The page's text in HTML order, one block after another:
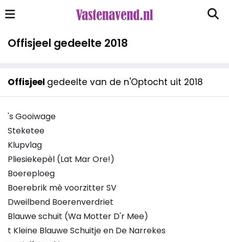
Offisjeel gedeelte 2018
Offisjeel gedeelte van de n'Optocht uit 2018
's Gooiwage
Steketee
Klupvlag
Pliesiekepèl (Lat Mar Ore!)
Boereploeg
Boerebrik mè voorzitter SV
Dweilbend Boerenverdriet
Blauwe schuit (Wa Motter D'r Mee)
t Kleine Blauwe Schuitje en De Narrekes